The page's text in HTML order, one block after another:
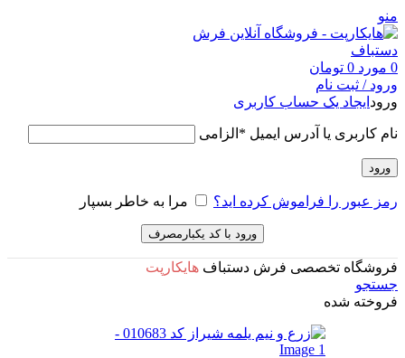
منو
0 مورد 0 تومان
ورود / ثبت نام
ورود ایجاد یک حساب کاربری
نام کاربری یا آدرس ایمیل * الزامی
ورود
رمز عبور را فراموش کرده اید؟ مرا به خاطر بسپار
ورود با کد یکبارمصرف
فروشگاه تخصصی فرش دستباف هایکارپت
جستجو
فروخته شده